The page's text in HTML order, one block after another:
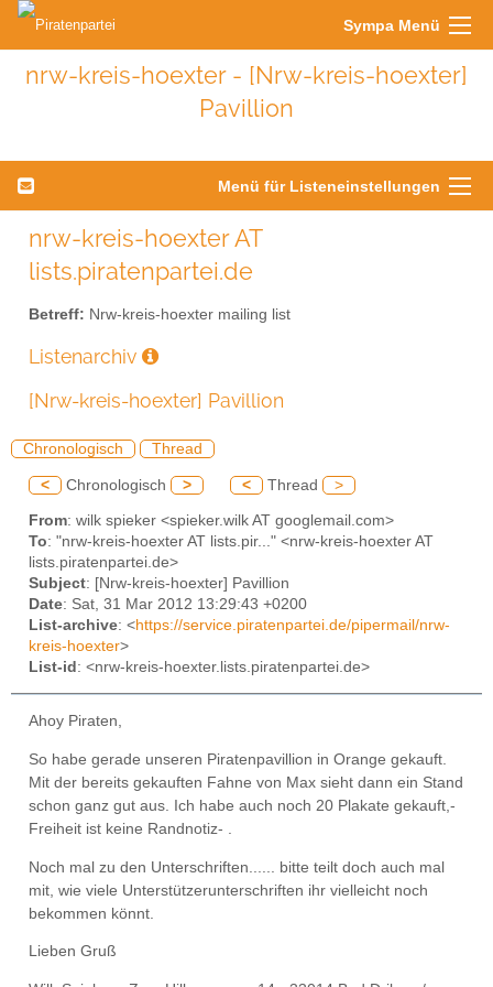
Sympa Menü
nrw-kreis-hoexter - [Nrw-kreis-hoexter]
Pavillion
Menü für Listeneinstellungen
nrw-kreis-hoexter AT
lists.piratenpartei.de
Betreff: Nrw-kreis-hoexter mailing list
Listenarchiv
[Nrw-kreis-hoexter] Pavillion
Chronologisch Thread
< Chronologisch > < Thread >
From: wilk spieker <spieker.wilk AT googlemail.com>
To: "nrw-kreis-hoexter AT lists.pir..." <nrw-kreis-hoexter AT
lists.piratenpartei.de>
Subject: [Nrw-kreis-hoexter] Pavillion
Date: Sat, 31 Mar 2012 13:29:43 +0200
List-archive: <https://service.piratenpartei.de/pipermail/nrw-
kreis-hoexter>
List-id : <nrw-kreis-hoexter.lists.piratenpartei.de>
Ahoy Piraten,
So habe gerade unseren Piratenpavillion in Orange gekauft.
Mit der bereits gekauften Fahne von Max sieht dann ein Stand
schon ganz gut aus. Ich habe auch noch 20 Plakate gekauft,-
Freiheit ist keine Randnotiz- .
Noch mal zu den Unterschriften...... bitte teilt doch auch mal
mit, wie viele Unterstützerunterschriften ihr vielleicht noch
bekommen könnt.
Lieben Gruß